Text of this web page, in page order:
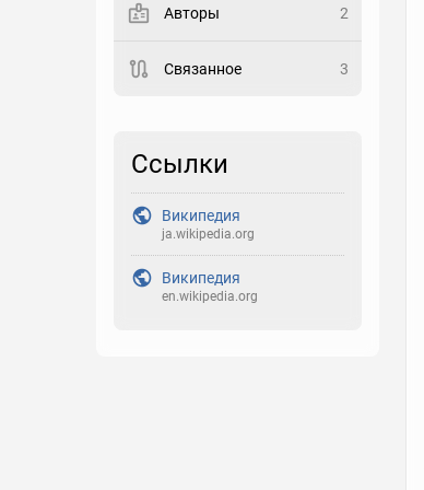
Закладка
Реакция
Выберите реакцию
Авторы 2
Связанное 3
Ссылки
Википедия
ja.wikipedia.org
Википедия
en.wikipedia.org